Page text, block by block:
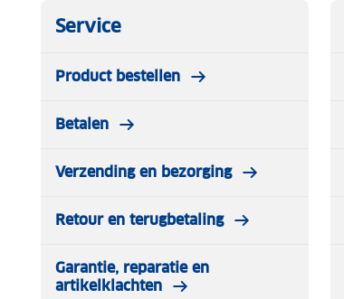
Service
Product bestellen
Betalen
Verzending en bezorging
Retour en terugbetaling
Garantie, reparatie en
artikelklachten